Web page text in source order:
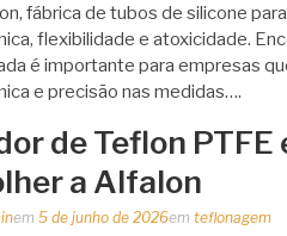
fábrica de tubos de silicone
flexibilidade e atoxicidade.
é importante para empresas
e precisão nas medidas….
de Teflon PTFE
a Alfalon
em 5 de junho de 2026em teflonagem